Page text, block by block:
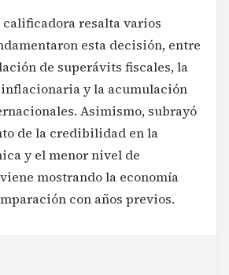
resalta varios
esta decisión, entre
de superávits fiscales, la
y la acumulación
Asimismo, subrayó
de la credibilidad en la
y el menor nivel de
mostrando la economía
con años previos.